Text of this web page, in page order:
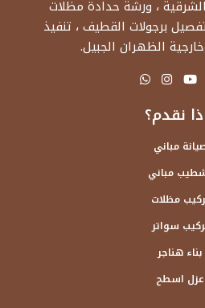
، ورشة حدادة مظلات
برجولات القطيف ، تنفيذ
الظهران الجبيل.
نقدم؟
مباني
مباني
مظلات
سواتر
بناء هناجر
عزل اسطح